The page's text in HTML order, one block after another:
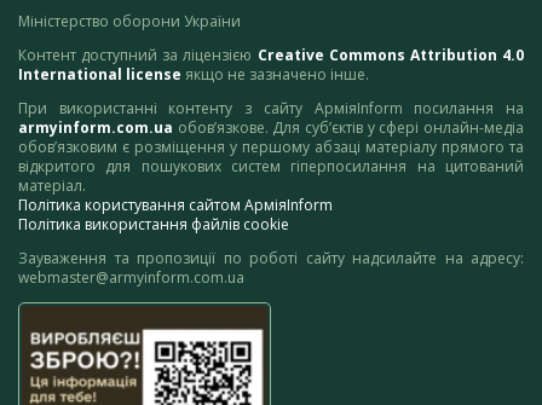
Міністерство оборони України
Контент доступний за ліцензією Creative Commons Attribution 4.0
International license якщо не зазначено інше.
При використанні контенту з сайту АрміяInform посилання на
armyinform.com.ua обов’язкове. Для суб’єктів у сфері онлайн-медіа
обов’язковим є розміщення у першому абзаці матеріалу прямого та
відкритого для пошукових систем гіперпосилання на цитований
матеріал.
Політика користування сайтом АрміяInform
Політика використання файлів cookie
Зауваження та пропозиції по роботі сайту надсилайте на адресу:
webmaster@armyinform.com.ua